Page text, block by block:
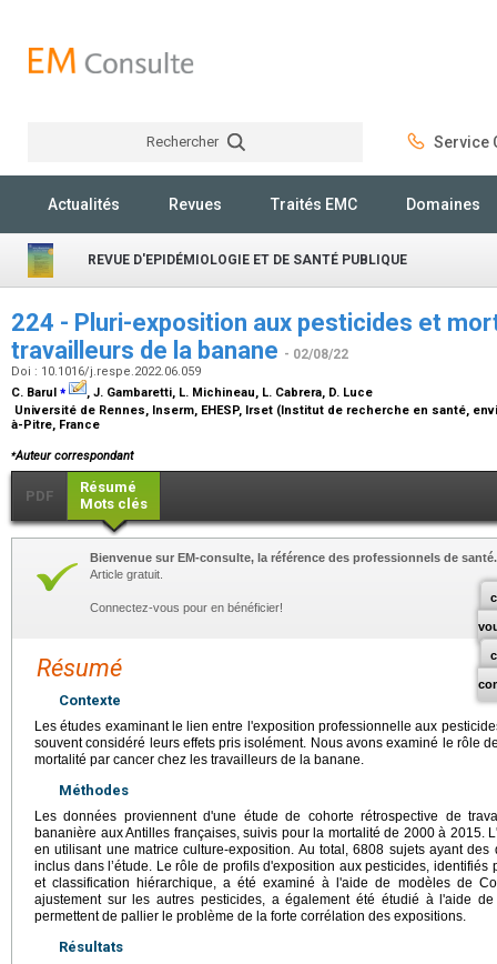
Rechercher Service
Actualités Revues Traités EMC Domaines
REVUE D'EPIDÉMIOLOGIE ET DE SANTÉ PUBLIQUE
224 - Pluri-exposition aux pesticides et
travailleurs de la banane - 02/08/22
Doi : 10.1016/j.respe.2022.06.059
C. Barul ⁎
, J. Gambaretti, L. Michineau, L. Cabrera, D. Luce
Université de Rennes, Inserm, EHESP, Irset (Institut de recherche en santé,
à-Pitre, France
⁎Auteur correspondant
PDF
Résumé
Mots clés
Bienvenue sur EM-consulte, la référence des professionnels de santé.
Article gratuit.
Connectez-vous pour en bénéficier!
Résumé
Contexte
Les études examinant le lien entre l'exposition professionnelle aux
souvent considéré leurs effets pris isolément. Nous avons examiné le rôle
mortalité par cancer chez les travailleurs de la banane.
Méthodes
Les données proviennent d'une étude de cohorte rétrospective de
bananière aux Antilles françaises, suivis pour la mortalité de 2000 à 2015.
en utilisant une matrice culture-exposition. Au total, 6808 sujets ayant
inclus dans l’étude. Le rôle de profils d'exposition aux pesticides,
et classification hiérarchique, a été examiné à l'aide de modèles de
ajustement sur les autres pesticides, a également été étudié à l'aide
permettent de pallier le problème de la forte corrélation des expositions.
Résultats